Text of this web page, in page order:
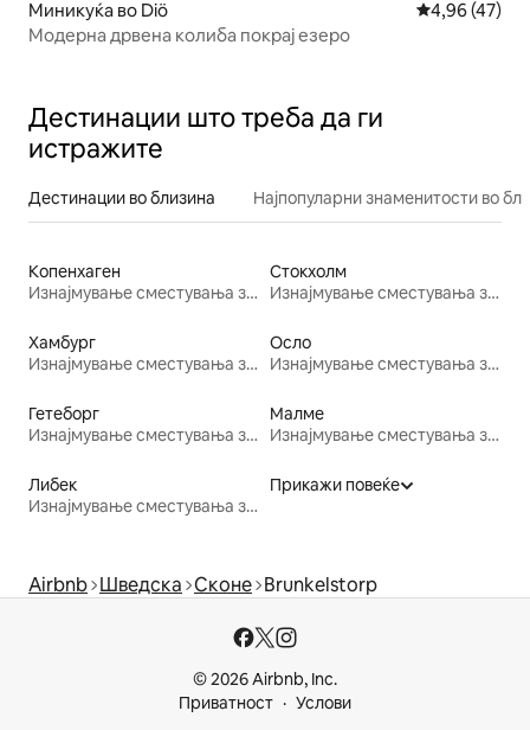
Миникуќа во Diö Просечна
4,96 (47)
Модерна дрвена колиба покрај езеро
Дестинации што треба да ги
истражите
Дестинации во близина Најпопуларни знаменитости во
Копенхаген
Изнајмување сместувања за одмор
Стокхолм
Изнајмување сместувања за одмор
Хамбург
Изнајмување сместувања за одмор
Осло
Изнајмување сместувања за одмор
Гетеборг
Изнајмување сместувања за одмор
Малме
Изнајмување сместувања за одмор
Либек
Изнајмување сместувања за одмор
Прикажи повеќе
Airbnb Шведска Сконе Brunkelstorp
© 2026 Airbnb, Inc.
Приватност
Услови